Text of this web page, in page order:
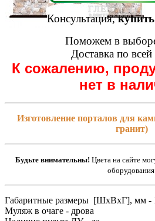
Консультация,
Поможем в
Доставка по
К сожалению,
нет в
Изготовление порталов для
гранит)
Будьте внимательны! Цвета на сайте
оборудования.
Габаритные размеры [ШxВxГ], мм -
Муляж в очаге - дрова